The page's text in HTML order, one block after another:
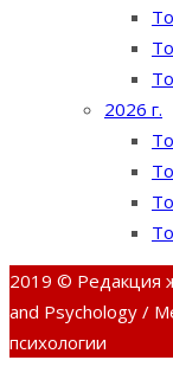
2026 г.
2019 © Редакция
and Psychology /
психологии